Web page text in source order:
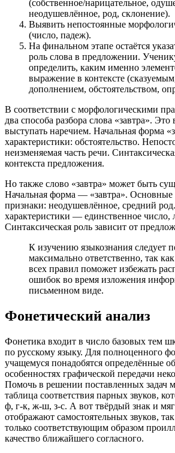
(собственное/нарицательное,
неодушевлённое, род, склонение).
Выявить непостоянные
(число, падеж).
На финальном этапе остаётся
роль слова в предложении.
определить, каким именно
выражение в контексте
дополнением, обстоятельством,
В соответствии с морфологическими
два способа разбора слова «завтра».
выступать наречием. Начальная форма
характеристики: обстоятельство.
неизменяемая часть речи.
контекста предложения.
Но также слово «завтра» может быть
Начальная форма — «завтра». Основные
признаки: неодушевлённое, средний
характеристики — единственное
Синтаксическая роль зависит от
К изучению языкознания следует
максимально ответственно, так
всех правил поможет избежать
ошибок во время изложения
письменном виде.
Фонетический анализ
Фонетика входит в число базовых тем
по русскому языку. Для полноценного
учащемуся понадобятся определённые
особенностях графической передачи
Помочь в решении поставленных задач
таблица соответствия парных звуков,
ф, г-к, ж-ш, з-с. А вот твёрдый знак и
отображают самостоятельных звуков,
только соответствующим образом
качество ближайшего согласного.